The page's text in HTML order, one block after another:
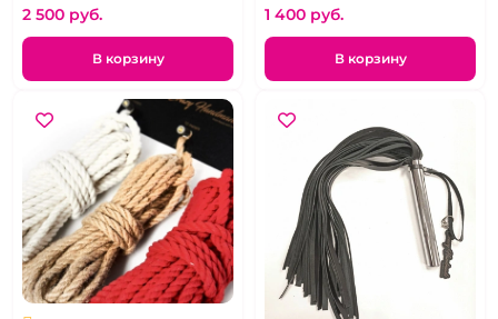
2 500 pуб.
В корзину
1 400 pуб.
В корзину